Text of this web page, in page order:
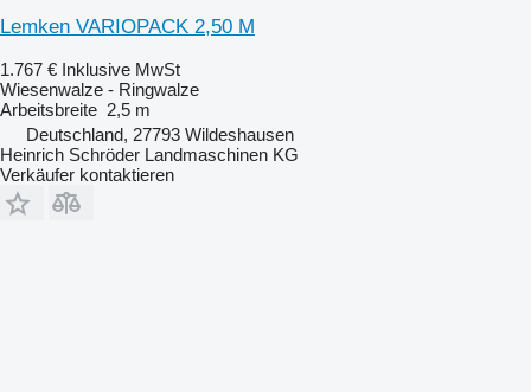
Lemken VARIOPACK 2,50 M
1.767 € Inklusive MwSt
Wiesenwalze - Ringwalze
Arbeitsbreite 2,5 m
Deutschland, 27793 Wildeshausen
Heinrich Schröder Landmaschinen KG
Verkäufer kontaktieren